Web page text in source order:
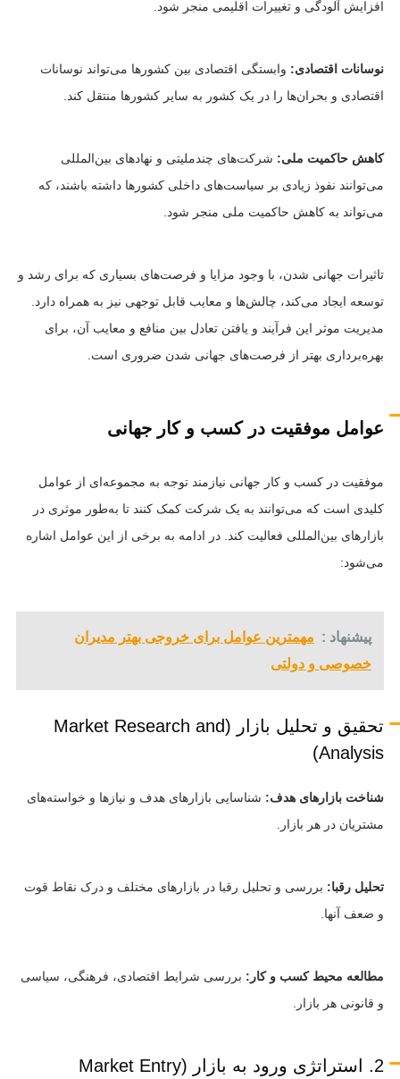
افزایش آلودگی و تغییرات اقلیمی منجر شود.
نوسانات اقتصادی: وابستگی اقتصادی بین کشورها می‌تواند نوسانات
اقتصادی و بحران‌ها را در یک کشور به سایر کشورها منتقل کند.
کاهش حاکمیت ملی: شرکت‌های چندملیتی و نهادهای بین‌المللی
می‌توانند نفوذ زیادی بر سیاست‌های داخلی کشورها داشته باشند، که
می‌تواند به کاهش حاکمیت ملی منجر شود.
تاثیرات جهانی شدن، با وجود مزایا و فرصت‌های بسیاری که برای رشد و
توسعه ایجاد می‌کند، چالش‌ها و معایب قابل توجهی نیز به همراه دارد.
مدیریت موثر این فرآیند و یافتن تعادل بین منافع و معایب آن، برای
بهره‌برداری بهتر از فرصت‌های جهانی شدن ضروری است.
عوامل موفقیت در کسب و کار جهانی
موفقیت در کسب و کار جهانی نیازمند توجه به مجموعه‌ای از عوامل
کلیدی است که می‌توانند به یک شرکت کمک کنند تا به‌طور موثری در
بازارهای بین‌المللی فعالیت کند. در ادامه به برخی از این عوامل اشاره
می‌شود:
پیشنهاد : مهمترین عوامل برای خروجی بهتر مدیران
خصوصی و دولتی
تحقیق و تحلیل بازار (Market Research and
Analysis)
شناخت بازارهای هدف: شناسایی بازارهای هدف و نیازها و خواسته‌های
مشتریان در هر بازار.
تحلیل رقبا: بررسی و تحلیل رقبا در بازارهای مختلف و درک نقاط قوت
و ضعف آنها.
مطالعه محیط کسب و کار: بررسی شرایط اقتصادی، فرهنگی، سیاسی
و قانونی هر بازار.
2. استراتژی ورود به بازار (Market Entry